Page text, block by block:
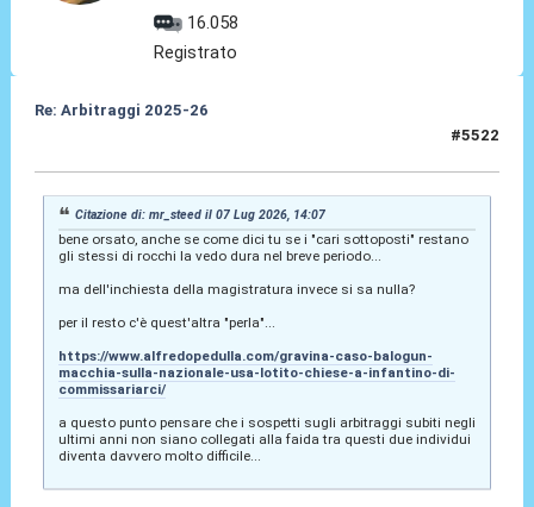
16.058
Registrato
Re: Arbitraggi 2025-26
#5522
Citazione di: mr_steed il 07 Lug 2026, 14:07
bene orsato, anche se come dici tu se i "cari sottoposti" restano
gli stessi di rocchi la vedo dura nel breve periodo...
ma dell'inchiesta della magistratura invece si sa nulla?
per il resto c'è quest'altra "perla"...
https://www.alfredopedulla.com/gravina-caso-balogun-
macchia-sulla-nazionale-usa-lotito-chiese-a-infantino-di-
commissariarci/
a questo punto pensare che i sospetti sugli arbitraggi subiti negli
ultimi anni non siano collegati alla faida tra questi due individui
diventa davvero molto difficile...